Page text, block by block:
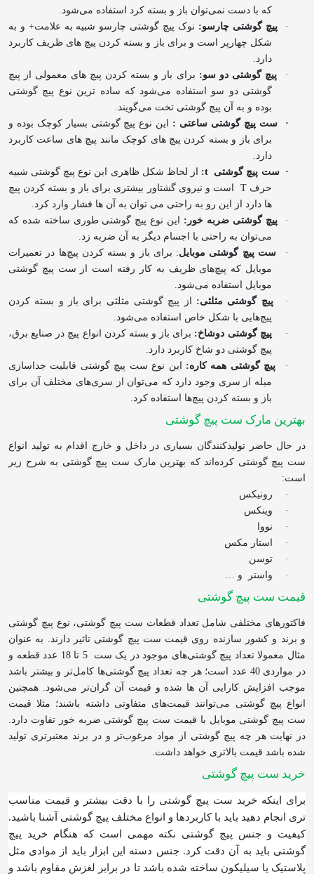
که با دست نمی‌توان باز و بسته کرد استفاده می‌شود.
·
پیچ گوشتی چارسو: نوک پیچ گوشتی چارسو شبیه به علامت+ و به
شکل چهارپر است و برای باز و بسته کردن پیچ های ظریف کاربرد
دارد.
·
پیچ گوشتی دو سو: برای باز و بسته کردن پیچ های معمولی از پیچ
گوشتی دو سو استفاده می‌شود که ساده ترین نوع پیچ گوشتی
بوده و به آن پیچ گوشتی تخت می‌گویند.
·
ست پیچ گوشتی ساعتی :
این نوع پیچ گوشتی بسیار کوچک بوده و
برای باز و بسته کردن پیچ های کوچک مانند پیچ های ساعت کاربرد
دارد.
·
ست پیچ گوشتی t
:
از لحاظ شکل ظاهری این نوع پیچ گوشتی شبیه
حرفT
است و نیروی گشتاور بیشتری برای باز و بسته کردن پیچ
ها دارد از این رو به راحتی می توان به آن ها فشار وارد کرد.
·
پیچ گوشتی ضربه خور: این نوع پیچ گوشتی طوری ساخته شده که
می‌توان به راحتی با اجسام دیگر به آن ضربه زد.
·
ست پیچ گوشتی موبایل: برای باز و بسته کردن پیچ‌ها در تعمیرات
موبایل که پیچ‌های ظریف به کار رفته است از ست پیچ گوشتی
موبایل استفاده می‌شود.
·
پیچ گوشتی مثلثی: از پیچ گوشتی مثلثی برای باز و بسته کردن
پیچ‌هایی با شکل خاص استفاده می‌شود.
·
پیچ گوشتی دوشاخ: برای باز و بسته کردن انواع پیچ در صنایع برق،
پیچ گوشتی دو شاخ کاربرد دارد.
·
پیچ گوشتی همه کاره: این نوع ست پیچ گوشتی قابلیت جداسازی
میله از سری وجود دارد که می‌توان از سری‌های مختلف آن برای
باز و بسته کردن پیچ‌ها استفاده کرد.
بهترین مارک ست پیچ گوشتی
در حال حاضر تولیدکنندگان بسیاری در داخل و خارج اقدام به تولید انواع
ست پیچ گوشتی کرده‌اند که بهترین مارک ست پیچ گوشتی به شرح زیر
است:
·
رونیکس
·
وینکس
·
نووا
·
استار مکس
·
توسن
·
واستر و …
قیمت ست پیچ گوشتی
فاکتورهای مختلفی شامل تعداد قطعات ست پیچ گوشتی، نوع پیچ گوشتی
و برند و کشور سازنده روی قیمت ست پیچ گوشتی تاثیر دارند. به عنوان
مثال معمولا تعداد پیچ گوشتی‌های موجود در یک ست
5 تا 18 عدد قطعه و
در مواردی 40 عدد است؛ هر چه تعداد پیچ گوشتی‌ها کامل‌تر و بیشتر باشد
موجب افزایش کارایی آن ها شده و قیمت آن گران‌تر می‌شود. همچنین
انواع پیچ گوشتی می‌توانند قیمت‌های متفاوتی داشته باشند؛ مثلا قیمت
ست پیچ گوشتی موبایل با قیمت ست پیچ گوشتی ضربه خور تفاوت دارد.
در نهایت هر چه پیچ گوشتی از مواد مرغوب‌تر و در برند معتبرتری تولید
شده باشد قیمت بالاتری خواهد داشت.
خرید ست پیچ گوشتی
برای اینکه خرید ست پیچ گوشتی را با دقت بیشتر و قیمت مناسب
تری انجام دهید باید با کاربردها و انواع مختلف پیچ گوشتی آشنا باشید.
کیفیت و جنس پیچ گوشتی نکته مهمی است که هنگام خرید پیچ
گوشتی باید به آن دقت کرد. جنس دسته این ابزار باید از موادی مثل
پلاستیک یا سیلیکون ساخته شده باشد تا در برابر لغزش مقاوم باشد و